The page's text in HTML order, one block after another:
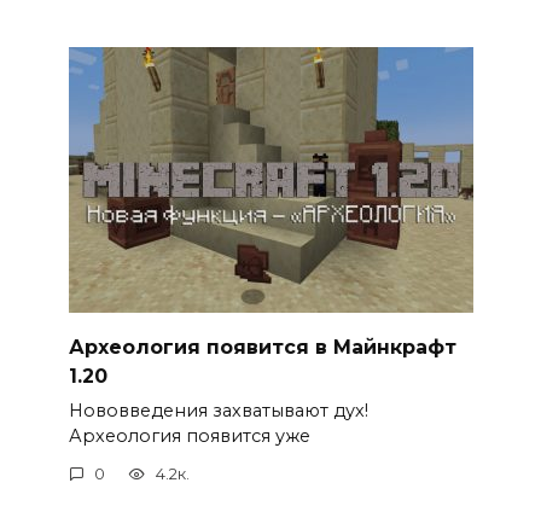
Археология появится в Майнкрафт
1.20
Нововведения захватывают дух!
Археология появится уже
0 4.2к.